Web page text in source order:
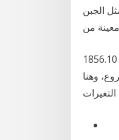
الجبن
أسعار المعادن. الذهب: 1856.10 usd الفضة: 25.43 usd كثير من المستهلكين يكون لدية فوائض مالية ولا
وهنا